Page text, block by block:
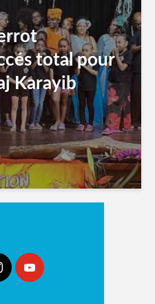
total pour
Karayib